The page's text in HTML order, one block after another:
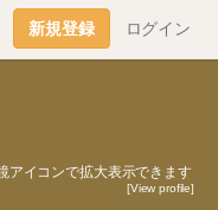
新規登録 ログイン
イコンで拡大表示できます
[View profile]